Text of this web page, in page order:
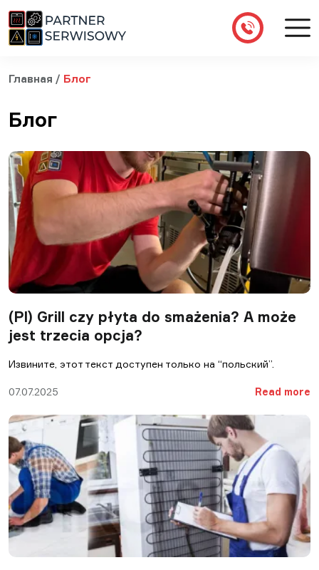
Главная / Блог
Блог
(Pl) Grill czy płyta do smażenia? A może
jest trzecia opcja?
Извините, этот текст доступен только на “польский”.
07.07.2025 Read more